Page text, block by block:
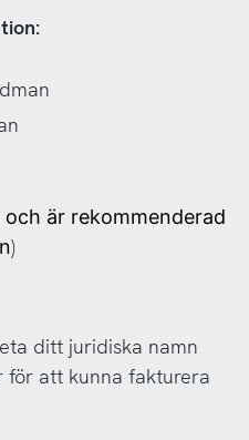
är rekommenderad
)
ditt juridiska namn
för att kunna fakturera